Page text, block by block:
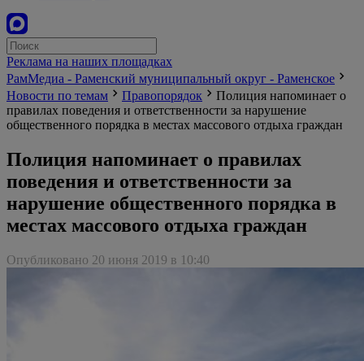
Реклама на наших площадках
РамМедиа - Раменский муниципальный округ - Раменское
Новости по темам
Правопорядок
Полиция напоминает о
правилах поведения и ответственности за нарушение
общественного порядка в местах массового отдыха граждан
Полиция напоминает о правилах
поведения и ответственности за
нарушение общественного порядка в
местах массового отдыха граждан
Опубликовано 20 июня 2019 в 10:40